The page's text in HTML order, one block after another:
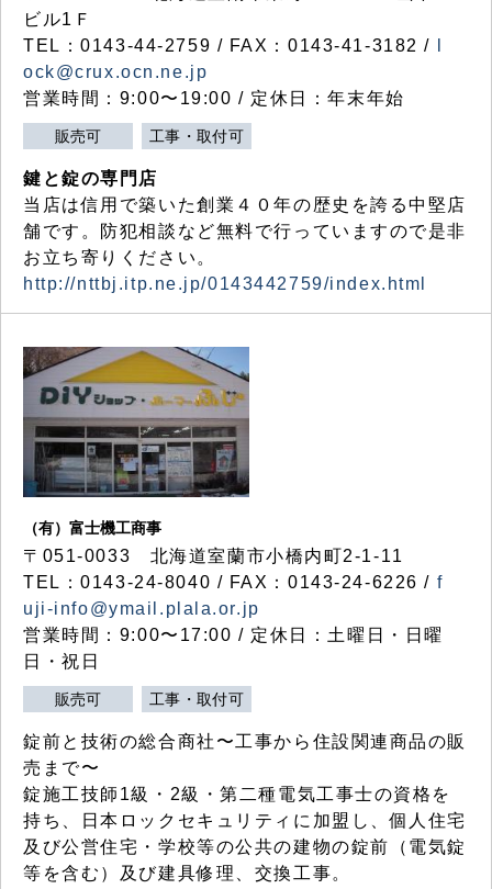
ビル1Ｆ
TEL：0143-44-2759 / FAX：0143-41-3182 /
ock@crux.ocn.ne.jp
営業時間：9:00〜19:00 / 定休日：年末年始
販売可 工事・取付可
鍵と錠の専門店
当店は信用で築いた創業４０年の歴史を誇る中堅店
舗です。防犯相談など無料で行っていますので是非
お立ち寄りください。
http://nttbj.itp.ne.jp/0143442759/index.html
（有）富士機工商事
〒051-0033 北海道室蘭市小橋内町2-1-11
TEL：0143-24-8040 / FAX：0143-24-6226 / f
uji-info@ymail.plala.or.jp
営業時間：9:00〜17:00 / 定休日：土曜日・日曜
日・祝日
販売可 工事・取付可
錠前と技術の総合商社〜工事から住設関連商品の販
売まで〜
錠施工技師1級・2級・第二種電気工事士の資格を
持ち、日本ロックセキュリティに加盟し、個人住宅
及び公営住宅・学校等の公共の建物の錠前（電気錠
等を含む）及び建具修理、交換工事。